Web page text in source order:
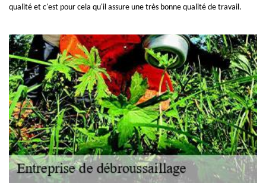
qualité et c'est pour cela qu'il assure une très bonne qualité de travail.